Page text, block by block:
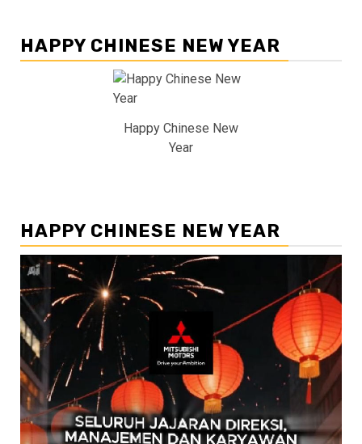
HAPPY CHINESE NEW YEAR
Happy Chinese New
Year
HAPPY CHINESE NEW YEAR
Pemutar